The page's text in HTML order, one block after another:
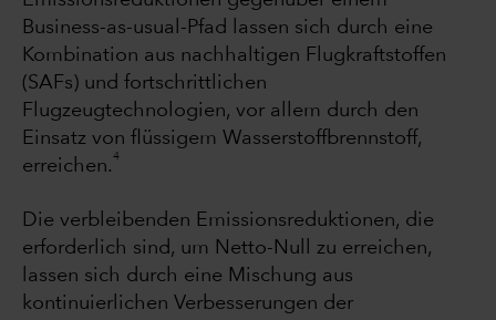
Business-as-usual-Pfad lassen sich durch eine
Kombination aus nachhaltigen Flugkraftstoffen
(SAFs) und fortschrittlichen
Flugzeugtechnologien, vor allem durch den
Einsatz von flüssigem Wasserstoffbrennstoff,
erreichen.
4
Die verbleibenden Emissionsreduktionen, die
erforderlich sind, um Netto-Null zu erreichen,
lassen sich durch eine Mischung aus
kontinuierlichen Verbesserungen der